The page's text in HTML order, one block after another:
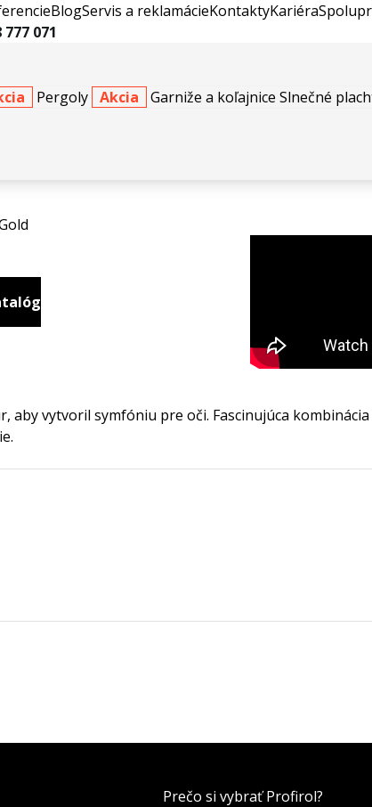
BlogServis a reklamácieKontaktyKariéra
777 071
Pergoly Akcia Garniže a koľajnice Slnečné
vytvoril symfóniu pre oči. Fascinujúca
Prečo si vybrať Profirol?